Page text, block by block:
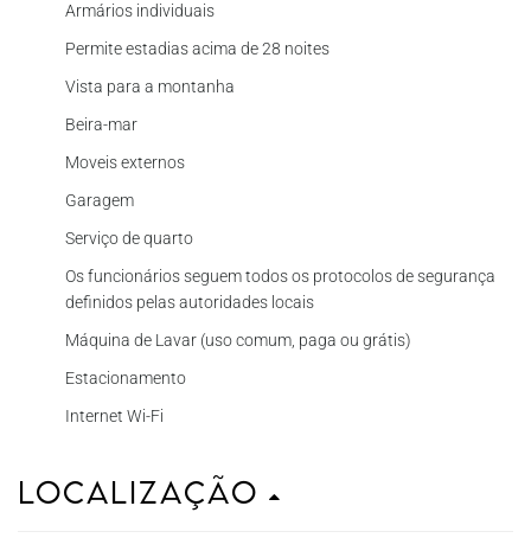
Armários individuais
Permite estadias acima de 28 noites
Vista para a montanha
Beira-mar
Moveis externos
Garagem
Serviço de quarto
Os funcionários seguem todos os protocolos de segurança
definidos pelas autoridades locais
Máquina de Lavar (uso comum, paga ou grátis)
Estacionamento
Internet Wi-Fi
Localização